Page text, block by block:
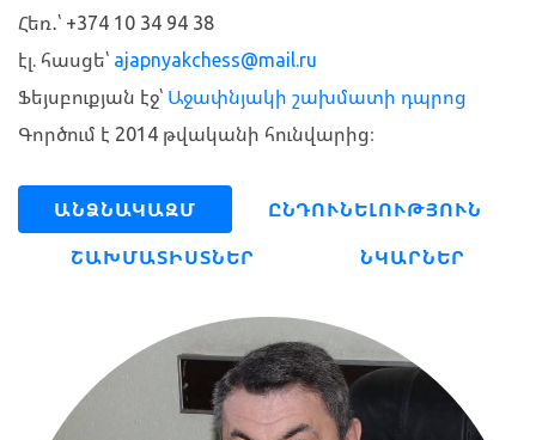
Հեռ․՝ +374 10 34 94 38
էլ. հասցե՝ ajapnyakchess@mail.ru
Ֆեյսբուքյան էջ՝ Աջափնյակի շախմատի դպրոց
Գործում է 2014 թվականի հունվարից։
ԱՆՁՆԱԿԱԶՄ
ԸՆԴՈՒՆԵԼՈՒԹՅՈՒՆ
ՇԱԽՄԱՏԻՍՏՆԵՐ
ՆԿԱՐՆԵՐ